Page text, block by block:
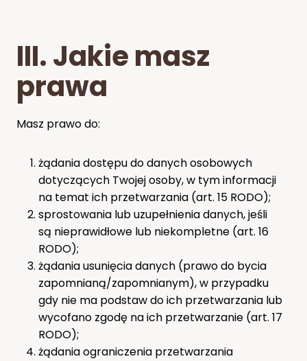
III. Jakie masz
prawa
Masz prawo do:
żądania dostępu do danych osobowych
dotyczących Twojej osoby, w tym informacji
na temat ich przetwarzania (art. 15 RODO);
sprostowania lub uzupełnienia danych, jeśli
są nieprawidłowe lub niekompletne (art. 16
RODO);
żądania usunięcia danych (prawo do bycia
zapomnianą/zapomnianym), w przypadku
gdy nie ma podstaw do ich przetwarzania lub
wycofano zgodę na ich przetwarzanie (art. 17
RODO);
żądania ograniczenia przetwarzania